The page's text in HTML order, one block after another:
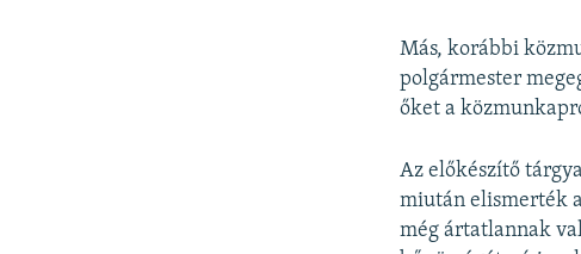
Más, korábbi
polgármester
őket a
Az előkészítő
miután elismerték
még ártatlannak